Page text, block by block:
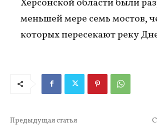
меньшей мере семь мостов,
которых пересекают реку
Предыдущая статья